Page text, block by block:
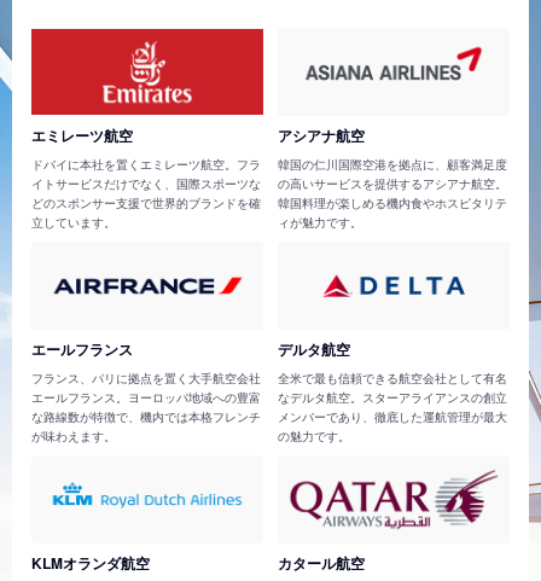
エミレーツ航空
ドバイに本社を置くエミレーツ航空。フラ
イトサービスだけでなく、国際スポーツな
どのスポンサー支援で世界的ブランドを確
立しています。
アシアナ航空
韓国の仁川国際空港を拠点に、顧客満足度
の高いサービスを提供するアシアナ航空。
韓国料理が楽しめる機内食やホスピタリテ
ィが魅力です。
エールフランス
フランス、パリに拠点を置く大手航空会社
エールフランス。ヨーロッパ地域への豊富
な路線数が特徴で、機内では本格フレンチ
が味わえます。
デルタ航空
全米で最も信頼できる航空会社として有名
なデルタ航空。スターアライアンスの創立
メンバーであり、徹底した運航管理が最大
の魅力です。
KLMオランダ航空 カタール航空